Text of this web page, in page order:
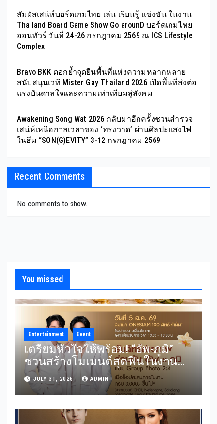
สัมผัสเสน่ห์บอร์ดเกมไทย เล่น เรียนรู้ แข่งขัน ในงาน
Thailand Board Game Show Go arounD บอร์ดเกมไทย
ออนทัวร์ วันที่ 24-26 กรกฎาคม 2569 ณ ICS Lifestyle
Complex
Bravo BKK ตอกย้ำจุดยืนพื้นที่แห่งความหลากหลาย
สนับสนุนเวที Mister Gay Thailand 2026 เปิดพื้นที่ส่งต่อ
แรงบันดาลใจและความเท่าเทียมสู่สังคม
Awakening Song Wat 2026 กลับมาอีกครั้งชวนสำรวจ
เสน่ห์เหนือกาลเวลาของ ‘ทรงวาด’ ผ่านศิลปะแสงไฟ
ในธีม “SON(G)EVITY” 3-12 กรกฎาคม 2569
Recent Comments
No comments to show.
You missed
Entertainment Event
เตรียมหัวใจให้พร้อม! “อัพ-ภูมิ”
ชวนสร้างโมเมนต์สุดฟินในงาน
“THE SCENT OF SIAM” ลุ้น Group
Shot แบบใกล้ชิด 5 สิงหาคมนี้
JULY 31, 2026 ADMIN